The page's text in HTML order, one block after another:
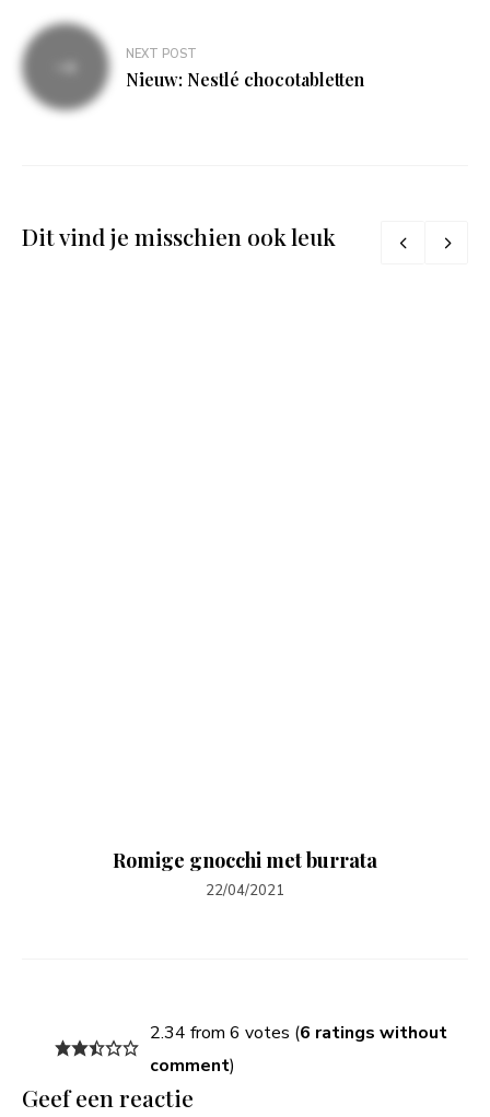
NEXT POST
Nieuw: Nestlé chocotabletten
Dit vind je misschien ook leuk
Romige gnocchi met burrata
22/04/2021
2.34 from 6 votes (6 ratings without
comment)
Geef een reactie